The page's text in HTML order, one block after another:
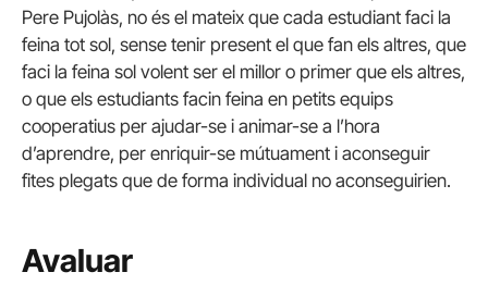
Pere Pujolàs, no és el mateix que cada estudiant faci la
feina tot sol, sense tenir present el que fan els altres, que
faci la feina sol volent ser el millor o primer que els altres,
o que els estudiants facin feina en petits equips
cooperatius per ajudar-se i animar-se a l’hora
d’aprendre, per enriquir-se mútuament i aconseguir
fites plegats que de forma individual no aconseguirien.
Avaluar